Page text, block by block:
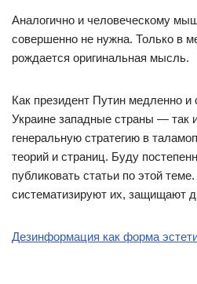
Аналогично и человеческому
совершенно не нужна. Только в
рождается оригинальная мысль.
Как президент Путин медленно и
Украине западные страны — так
генеральную стратегию в
теорий и страниц. Буду
публиковать статьи по этой
систематизируют их, защищают
Дезинформация как форма